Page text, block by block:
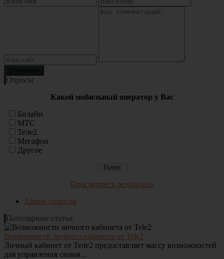
Опросы
Какой мобильный оператор у Вас
Билайн
МТС
Теле2
Мегафон
Другое
Просмотреть результаты
Архив опросов
Популярные статьи
Возможности личного кабинета от Tele2
Личный кабинет от Теле2 предоставляет массу возможностей
для управления своим...